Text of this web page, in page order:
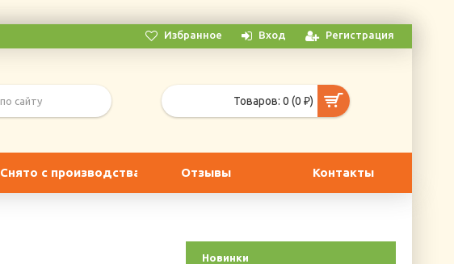
Избранное Вход Регистрация
Товаров: 0 (0 ₽)
Снято с производства Отзывы Контакты
Новинки